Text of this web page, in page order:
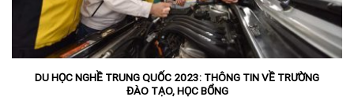
DU HỌC NGHỀ TRUNG QUỐC 2023: THÔNG TIN VỀ TRƯỜNG
ĐÀO TẠO, HỌC BỔNG